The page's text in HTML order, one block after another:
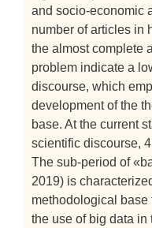
and socio-economic
number of articles in
the almost complete
problem indicate a
discourse, which
development of the
base. At the current
scientific discourse,
The sub-period of
2019) is
methodological base
the use of big data in